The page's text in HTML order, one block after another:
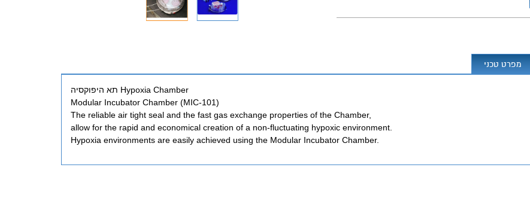
מפרט טכני
תא היפוקסיה Hypoxia Chamber
Modular Incubator Chamber (MIC-101)
The reliable air tight seal and the fast gas exchange properties of the Chamber,
allow for the rapid and economical creation of a non-fluctuating hypoxic environment.
Hypoxia environments are easily achieved using the Modular Incubator Chamber.